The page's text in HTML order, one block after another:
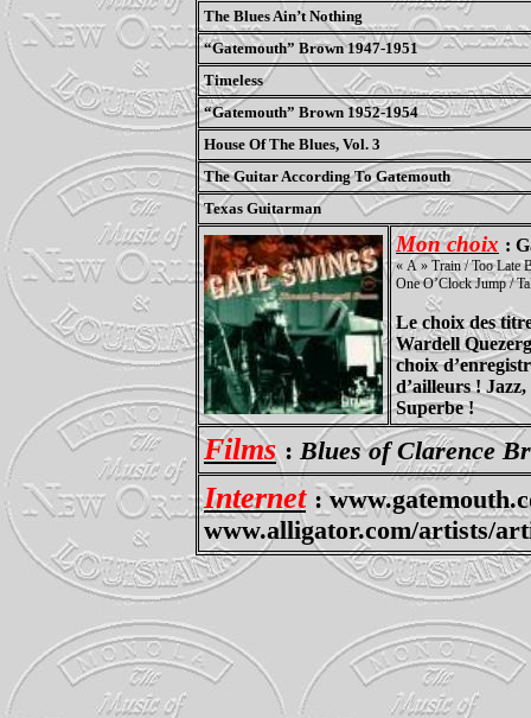
The Blues Ain’t Nothing
“Gatemouth” Brown 1947-1951
Timeless
“Gatemouth” Brown 1952-1954
House Of The Blues, Vol. 3
The Guitar According To Gatemouth
Texas Guitarman
Mon choix :
« A » Train / Too Late
One O’Clock Jump /
Le choix des
Wardell
choix
d’ailleurs !
Superbe !
Films :Blues of Clarence
Internet :
www.alligator.com/artists/